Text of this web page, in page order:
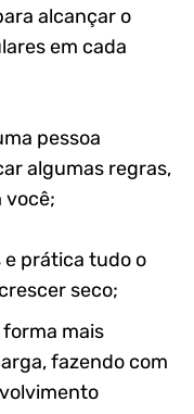
alcançar o
em cada
pessoa
algumas regras,
você;
prática tudo o
seco;
mais
fazendo com